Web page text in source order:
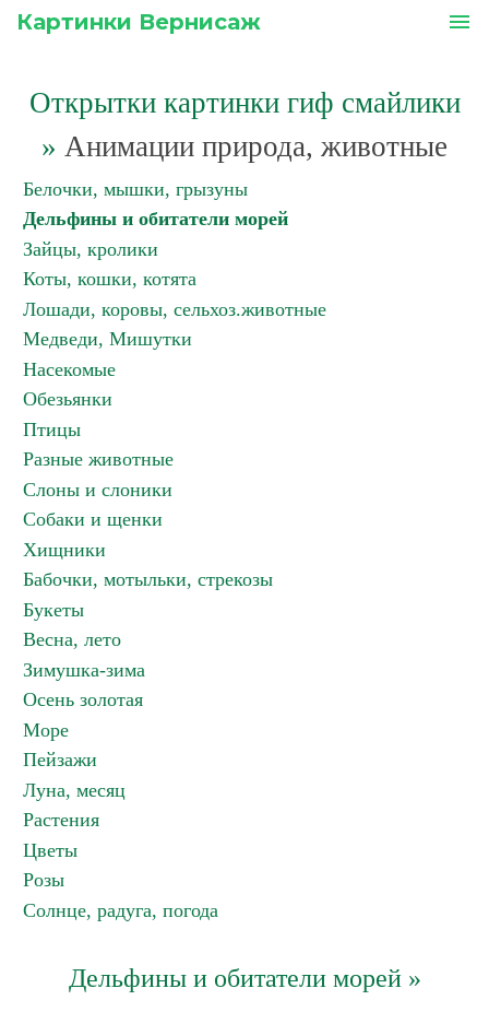
Картинки Вернисаж menu
Открытки картинки гиф смайлики
» Анимации природа, животные
Белочки, мышки, грызуны
Дельфины и обитатели морей
Зайцы, кролики
Коты, кошки, котята
Лошади, коровы, сельхоз.животные
Медведи, Мишутки
Насекомые
Обезьянки
Птицы
Разные животные
Слоны и слоники
Собаки и щенки
Хищники
Бабочки, мотыльки, стрекозы
Букеты
Весна, лето
Зимушка-зима
Осень золотая
Море
Пейзажи
Луна, месяц
Растения
Цветы
Розы
Солнце, радуга, погода
Дельфины и обитатели морей »